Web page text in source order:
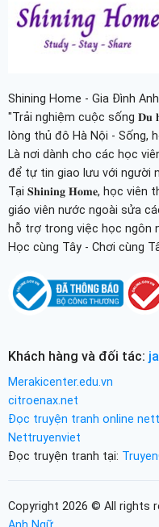
Shining Home - Gia Đình
"Trải nghiệm cuộc sống 𝐃𝐮
lòng thủ đô Hà Nội - Sống,
Là nơi dành cho các học
để tự tin giao lưu với người
Tại 𝐒𝐡𝐢𝐧𝐢𝐧𝐠 𝐇𝐨𝐦𝐞, học viên
giáo viên nước ngoài sửa
hỗ trợ trong việc học ngôn
Học cùng Tây - Chơi cùng
Khách hàng và đối tác:
Merakicenter.edu.vn
citroenax.net
Đọc truyện tranh online
Nettruyenviet
Đọc truyện tranh tại:
Copyright 2026 © All rights